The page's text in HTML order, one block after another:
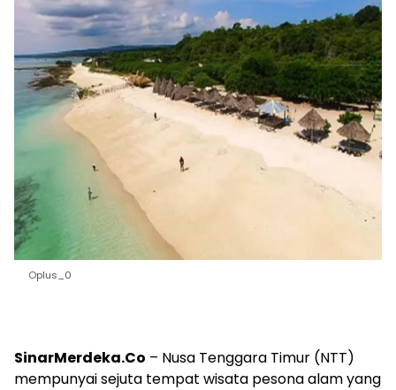
Oplus_0
SinarMerdeka.Co – Nusa Tenggara Timur (NTT)
mempunyai sejuta tempat wisata pesona alam yang